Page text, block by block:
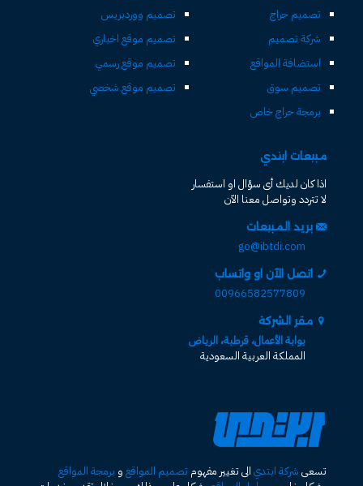
تصميم حراج
شركة تصميم
استضافة المواقع
تصميم سوق
برمجة حراج خاص
تصميم ووردبريس
تصميم موقع اخباري
تصميم موقع رسمي
تصميم موقع شخصي
مبيعات ابتدي
اذا كان لديك أى سؤال او استفسار
لا تتردد وتواصل معنا الآن
بريد المبيعات
go@ibtdi.com
اتصل الآن او واتساب
00966582577809
مقر الشركة
بوابة الأعمال، قرطبة، الرياض
المملكة العربية السعودية
تسعى شركة ابتدي الى تغيير مفهوم تصميم المواقع و برمجة المواقع